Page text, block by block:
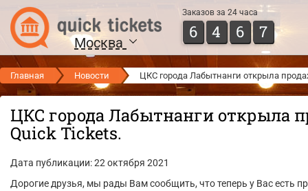
Москва
Заказов за 24 часа
6 4 6 7
Главная Новости ЦКС города Лабытнанги открыла
ЦКС города Лабытнанги открыла
Quick Tickets.
Дата публикации: 22 октября 2021
Дорогие друзья, мы рады Вам сообщить, что теперь у Вас есть